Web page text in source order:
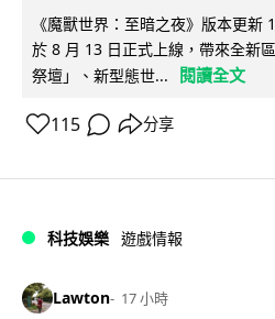
《魔獸世界：至暗之夜》版本更新
於 8 月 13 日正式上線，帶來全新
祭壇」、新型態世...
閱讀全文
115 分享
科技娛樂 遊戲情報
Lawton 17 小時